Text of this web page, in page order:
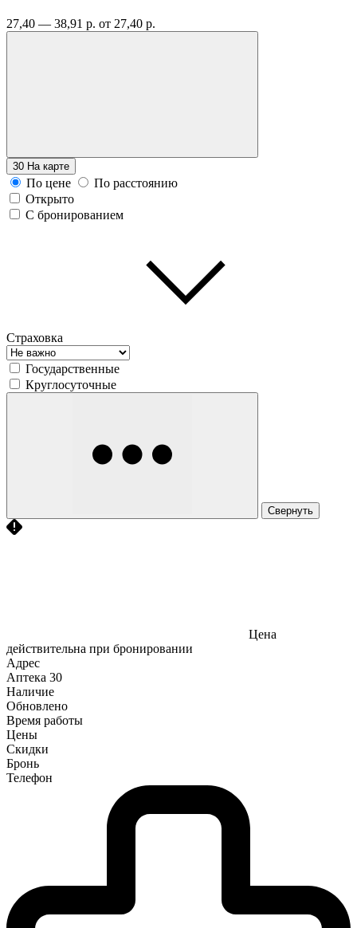
27,40 — 38,91 р. от 27,40 р.
30 На карте
По цене
По расстоянию
Открыто
С бронированием
Страховка
Государственные
Круглосуточные
Свернуть
Цена
действительна при бронировании
Адрес
Аптека 30
Наличие
Обновлено
Время работы
Цены
Скидки
Бронь
Телефон